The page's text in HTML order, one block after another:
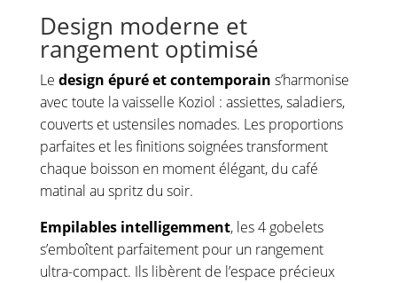
Design moderne et
rangement optimisé
Le design épuré et contemporain s’harmonise
avec toute la vaisselle Koziol : assiettes, saladiers,
couverts et ustensiles nomades. Les proportions
parfaites et les finitions soignées transforment
chaque boisson en moment élégant, du café
matinal au spritz du soir.
Empilables intelligemment, les 4 gobelets
s’emboîtent parfaitement pour un rangement
ultra-compact. Ils libèrent de l’espace précieux